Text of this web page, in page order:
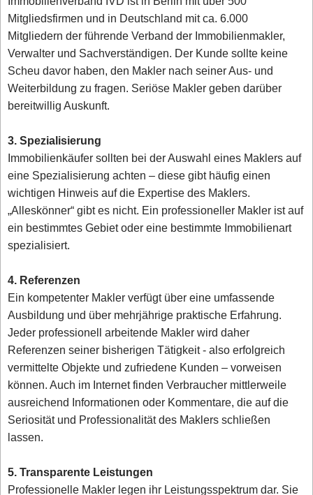
Mitgliedsfirmen und in Deutschland mit ca. 6.000
Mitgliedern der führende Verband der Immobilienmakler,
Verwalter und Sachverständigen. Der Kunde sollte keine
Scheu davor haben, den Makler nach seiner Aus- und
Weiterbildung zu fragen. Seriöse Makler geben darüber
bereitwillig Auskunft.
3. Spezialisierung
Immobilienkäufer sollten bei der Auswahl eines Maklers auf
eine Spezialisierung achten – diese gibt häufig einen
wichtigen Hinweis auf die Expertise des Maklers.
„Alleskönner“ gibt es nicht. Ein professioneller Makler ist auf
ein bestimmtes Gebiet oder eine bestimmte Immobilienart
spezialisiert.
4. Referenzen
Ein kompetenter Makler verfügt über eine umfassende
Ausbildung und über mehrjährige praktische Erfahrung.
Jeder professionell arbeitende Makler wird daher
Referenzen seiner bisherigen Tätigkeit - also erfolgreich
vermittelte Objekte und zufriedene Kunden – vorweisen
können. Auch im Internet finden Verbraucher mittlerweile
ausreichend Informationen oder Kommentare, die auf die
Seriosität und Professionalität des Maklers schließen
lassen.
5. Transparente Leistungen
Professionelle Makler legen ihr Leistungsspektrum dar. Sie